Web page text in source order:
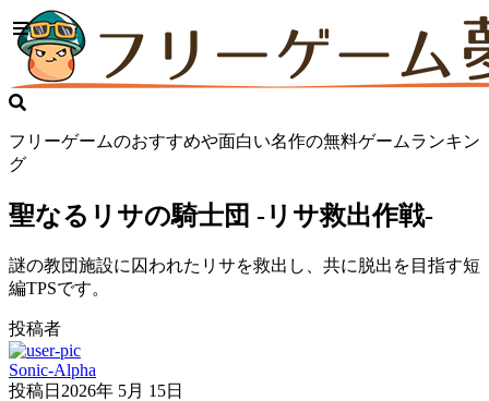
フリーゲームのおすすめや面白い名作の無料ゲームランキン
グ
聖なるリサの騎士団 -リサ救出作戦-
謎の教団施設に囚われたリサを救出し、共に脱出を目指す短
編TPSです。
投稿者
Sonic-Alpha
投稿日 2026年 5月 15日